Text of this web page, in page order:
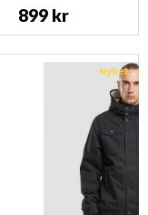
899 kr
Nyhet